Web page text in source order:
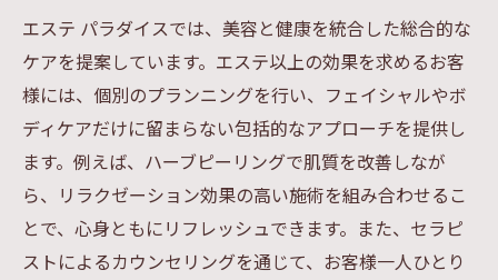
エステ パラダイスでは、美容と健康を統合した総合的な
ケアを提案しています。エステ以上の効果を求めるお客
様には、個別のプランニングを行い、フェイシャルやボ
ディケアだけに留まらない包括的なアプローチを提供し
ます。例えば、ハーブピーリングで肌質を改善しなが
ら、リラクゼーション効果の高い施術を組み合わせるこ
とで、心身ともにリフレッシュできます。また、セラピ
ストによるカウンセリングを通じて、お客様一人ひとり